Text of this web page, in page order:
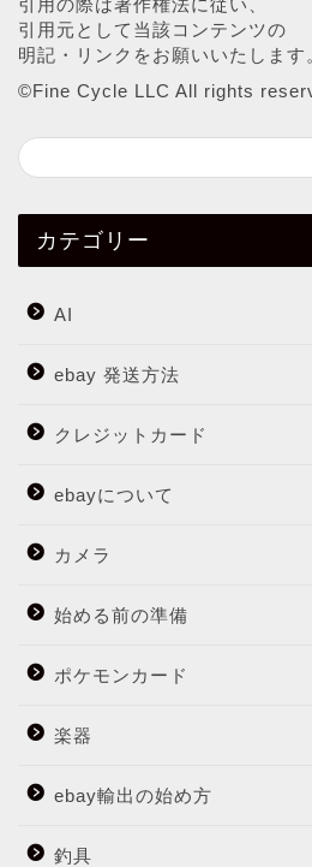
引用の際は著作権法に従い、
引用元として当該コンテンツの
明記・リンクをお願いいたします
©︎Fine Cycle LLC All rights
カテゴリー
AI
ebay 発送方法
クレジットカード
ebayについて
カメラ
始める前の準備
ポケモンカード
楽器
ebay輸出の始め方
釣具